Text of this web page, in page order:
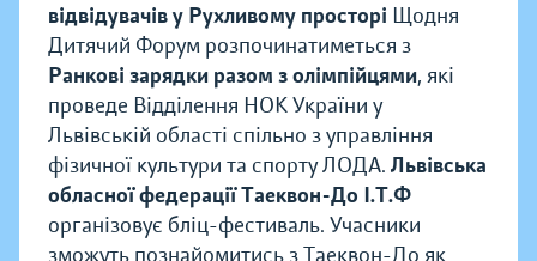
відвідувачів у Рухливому просторі Щодня
Дитячий Форум розпочинатиметься з
Ранкові зарядки разом з олімпійцями, які
проведе Відділення НОК України у
Львівській області спільно з управління
фізичної культури та спорту ЛОДА. Львівська
обласної федерації Таеквон-До І.Т.Ф
організовує бліц-фестиваль. Учасники
зможуть познайомитись з Таеквон-До як